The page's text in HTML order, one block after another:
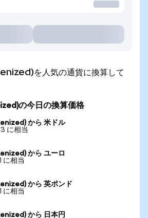
を人気の通貨に換算して
の今日の換算価格
から 米ドル
に相当
から ユーロ
に相当
から 英ポンド
に相当
から 日本円